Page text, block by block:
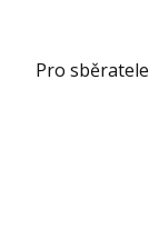
Pro sběratele